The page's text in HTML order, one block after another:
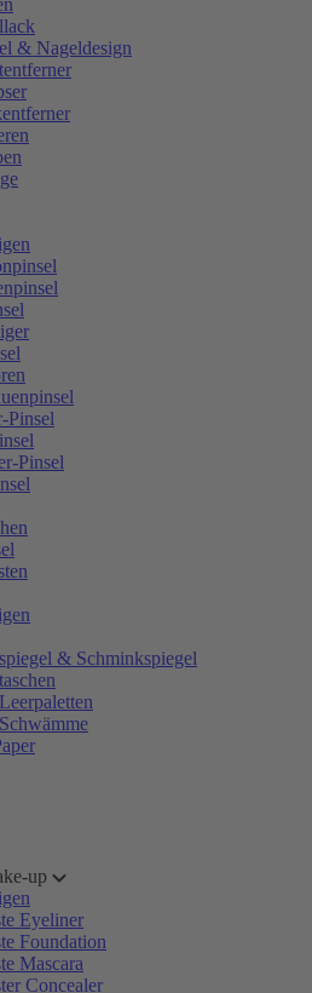
& Nageldesign
Pinsel
Pinsel
& Schminkspiegel
up
Eyeliner
Foundation
Mascara
Concealer